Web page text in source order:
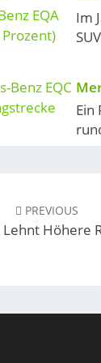
Im
Ein
PREVIOUS
Höhere